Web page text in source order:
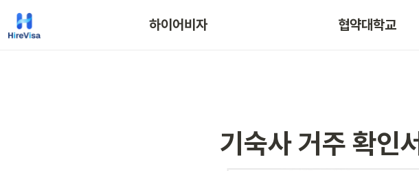
하이어비자 협약대학교
기숙사 거주 확인서